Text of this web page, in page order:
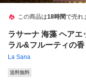
この商品は18時間で売れ
ラサーナ 海藻 ヘアエ
ラル&フルーティの
La Sana
送料無料